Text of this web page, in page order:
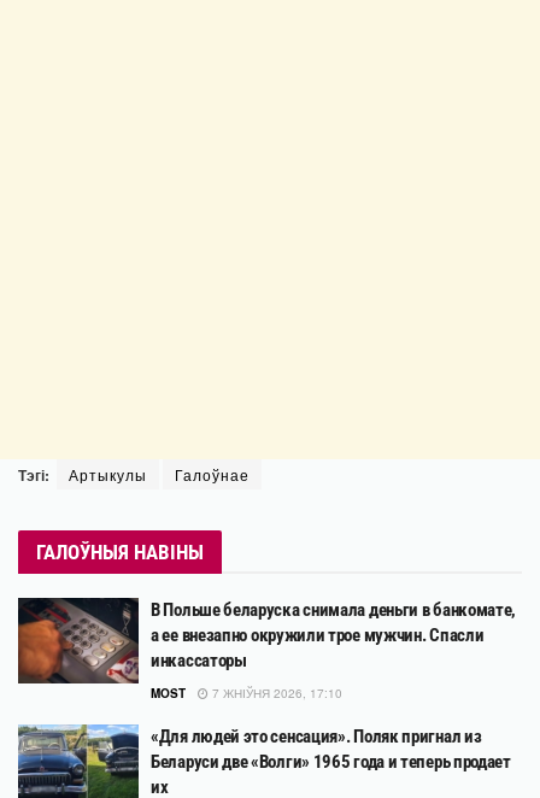
Тэгі: Артыкулы Галоўнае
ГАЛОЎНЫЯ НАВІНЫ
В Польше беларуска снимала деньги в банкомате,
а ее внезапно окружили трое мужчин. Спасли
инкассаторы
MOST 7 ЖНІЎНЯ 2026, 17:10
«Для людей это сенсация». Поляк пригнал из
Беларуси две «Волги» 1965 года и теперь продает
их